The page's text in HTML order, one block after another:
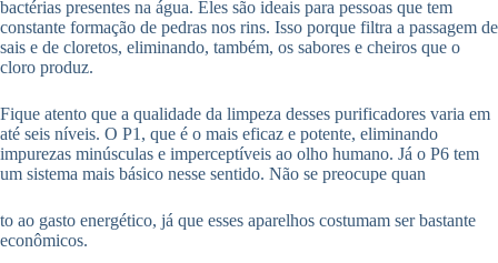
bactérias presentes na água. Eles são ideais para pessoas que tem
constante formação de pedras nos rins. Isso porque filtra a passagem de
sais e de cloretos, eliminando, também, os sabores e cheiros que o
cloro produz.
Fique atento que a qualidade da limpeza desses purificadores varia em
até seis níveis. O P1, que é o mais eficaz e potente, eliminando
impurezas minúsculas e imperceptíveis ao olho humano. Já o P6 tem
um sistema mais básico nesse sentido. Não se preocupe quan
to ao gasto energético, já que esses aparelhos costumam ser bastante
econômicos.